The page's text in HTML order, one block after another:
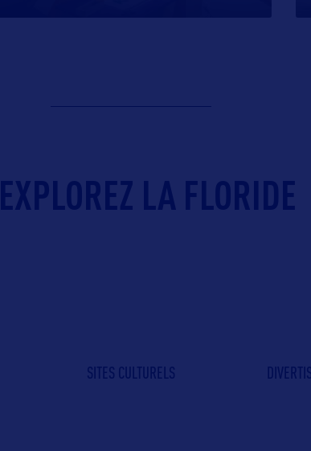
EXPLOREZ LA FLORIDE
SITES CULTURELS